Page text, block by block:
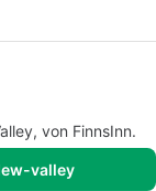
von FinnsInn.
valley